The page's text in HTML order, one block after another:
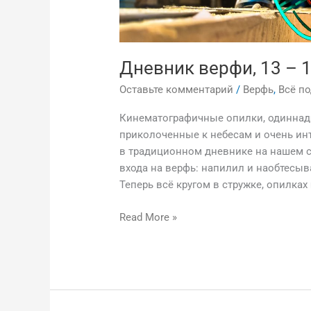
Дневник верфи, 13 –
Оставьте комментарий / Верфь, Всё
Кинематографичные опилки,
приколоченные к небесам и очень
в традиционном дневнике на нашем
входа на верфь: напилил и
Теперь всё кругом в стружке,
Read More »